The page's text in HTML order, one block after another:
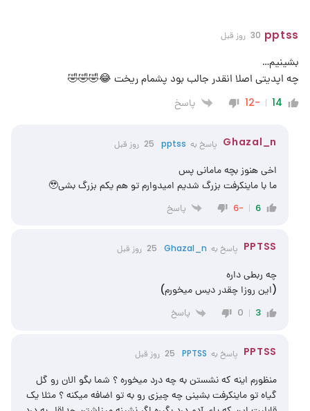
pptss 30 روز قبل
بشینیم…
چه اپدیتی اصلا انقدر جالب بود پشمام ریخت 😂🤣🤣🤣
14
-12 پاسخ
Ghazal_n پاسخ به pptss 25 روز قبل
اخی هنوز بچه مامانی پس
ما با ماینکرفت بزرگ شدیم امیدوارم تو هم یکم بزرگ بشی🥹
6
-6 پاسخ
PPTSS پاسخ به Ghazal_n 25 روز قبل
چه ربطی داره
(این روزا چقدر دیس میخورم)
3
0 پاسخ
PPTSS پاسخ به PPTSS 25 روز قبل
منظورم اینه که نشستن به چه درد میخوره ؟ شما بگو الان رو گل
گیاه تو ماینکرفت بشینی چه چیزی رو به تو اضافه میکنه ؟ مثلا یک